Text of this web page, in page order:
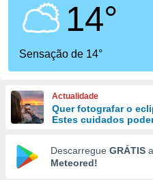
fornecidas
a este
das
e
forma
digital
14°
Sensação de 14°
Actualidade
Quer fotografar o
Estes cuidados
Descarregue GRÁTIS
Meteored!